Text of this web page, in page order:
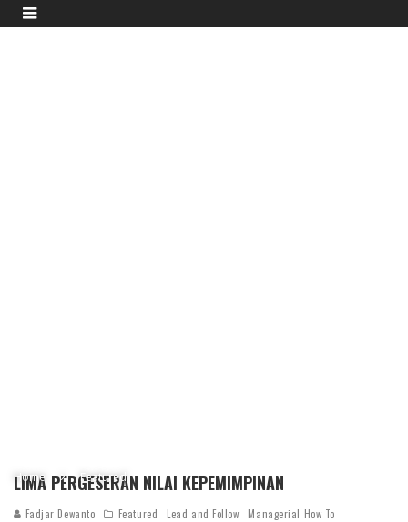
Home Featured
LIMA PERGESERAN NILAI KEPEMIMPINAN
Fadjar Dewanto Featured Lead and Follow
Managerial How To